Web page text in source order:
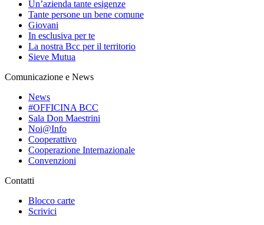
Un’azienda tante esigenze
Tante persone un bene comune
Giovani
In esclusiva per te
La nostra Bcc per il territorio
Sieve Mutua
Comunicazione e News
News
#OFFICINA BCC
Sala Don Maestrini
Noi@Info
Cooperattivo
Cooperazione Internazionale
Convenzioni
Contatti
Blocco carte
Scrivici